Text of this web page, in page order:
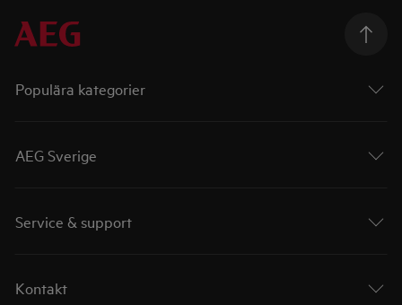
Populära kategorier
AEG Sverige
Service & support
Kontakt